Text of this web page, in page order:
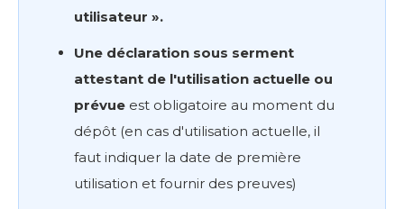
utilisateur ».
Une déclaration sous serment
attestant de l'utilisation actuelle ou
prévue est obligatoire au moment du
dépôt (en cas d'utilisation actuelle, il
faut indiquer la date de première
utilisation et fournir des preuves)